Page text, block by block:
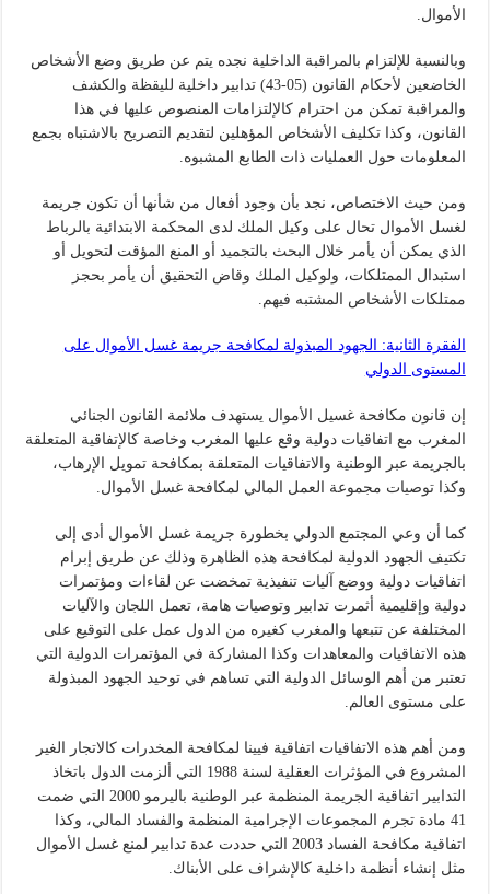
الأموال.
وبالنسبة للإلتزام بالمراقبة الداخلية نجده يتم عن طريق وضع الأشخاص
الخاضعين لأحكام القانون (05-43) تدابير داخلية لليقظة والكشف
والمراقبة تمكن من احترام كالإلتزامات المنصوص عليها في هذا
القانون، وكذا تكليف الأشخاص المؤهلين لتقديم التصريح بالاشتباه بجمع
المعلومات حول العمليات ذات الطابع المشبوه.
ومن حيث الاختصاص، نجد بأن وجود أفعال من شأنها أن تكون جريمة
لغسل الأموال تحال على وكيل الملك لدى المحكمة الابتدائية بالرباط
الذي يمكن أن يأمر خلال البحث بالتجميد أو المنع المؤقت لتحويل أو
استبدال الممتلكات، ولوكيل الملك وقاض التحقيق أن يأمر بحجز
ممتلكات الأشخاص المشتبه فيهم.
الفقرة الثانية: الجهود المبذولة لمكافحة جريمة غسل الأموال على
المستوى الدولي
إن قانون مكافحة غسيل الأموال يستهدف ملائمة القانون الجنائي
المغرب مع اتفاقيات دولية وقع عليها المغرب وخاصة كالإتفاقية المتعلقة
بالجريمة عبر الوطنية والاتفاقيات المتعلقة بمكافحة تمويل الإرهاب،
وكذا توصيات مجموعة العمل المالي لمكافحة غسل الأموال.
كما أن وعي المجتمع الدولي بخطورة جريمة غسل الأموال أدى إلى
تكتيف الجهود الدولية لمكافحة هذه الظاهرة وذلك عن طريق إبرام
اتفاقيات دولية ووضع آليات تنفيذية تمخضت عن لقاءات ومؤتمرات
دولية وإقليمية أثمرت تدابير وتوصيات هامة، تعمل اللجان والآليات
المختلفة عن تتبعها والمغرب كغيره من الدول عمل على التوقيع على
هذه الاتفاقيات والمعاهدات وكذا المشاركة في المؤتمرات الدولية التي
تعتبر من أهم الوسائل الدولية التي تساهم في توحيد الجهود المبذولة
على مستوى العالم.
ومن أهم هذه الاتفاقيات اتفاقية فيينا لمكافحة المخدرات كالاتجار الغير
المشروع في المؤثرات العقلية لسنة 1988 التي ألزمت الدول باتخاذ
التدابير اتفاقية الجريمة المنظمة عبر الوطنية باليرمو 2000 التي ضمت
41 مادة تجرم المجموعات الإجرامية المنظمة والفساد المالي، وكذا
اتفاقية مكافحة الفساد 2003 التي حددت عدة تدابير لمنع غسل الأموال
مثل إنشاء أنظمة داخلية كالإشراف على الأبناك.